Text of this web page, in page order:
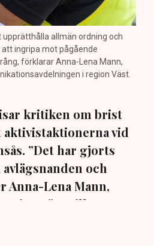
allmän ordning och
ingripa mot pågående
förklarar Anna-Lena Mann,
i region Väst.
kritiken om brist
aktivistaktionerna vid
”Det har gjorts
och
Anna-Lena Mann,
Väst, till TN.